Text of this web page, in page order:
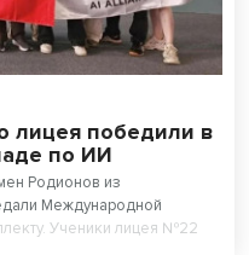
лицея победили в
по ИИ
Родионов из
Международной
Ученики лицея №22